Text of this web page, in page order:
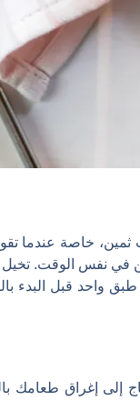
ثمين، خاصة عندما
في نفس الوقت. تخيل
طبق واحد قبل البدء
إلى إغراق طعامك